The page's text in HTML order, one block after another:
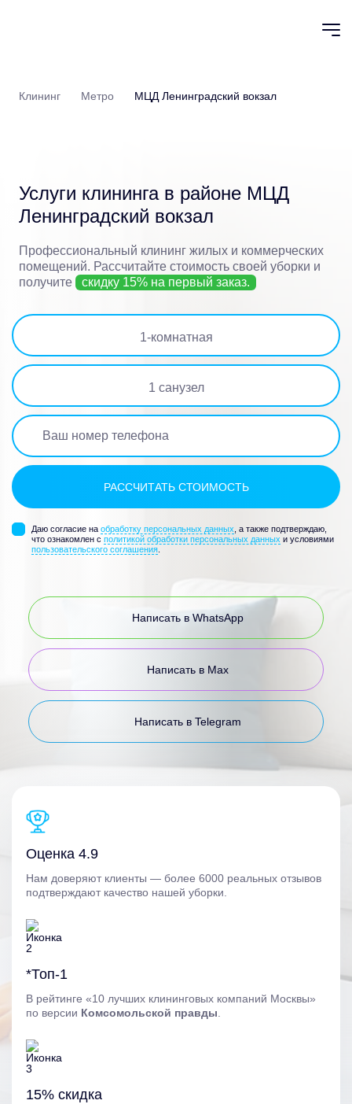
Клининг Метро МЦД Ленинградский вокзал
Услуги клининга в районе МЦД
Ленинградский вокзал
Профессиональный клининг жилых и коммерческих
помещений. Рассчитайте стоимость своей уборки и
получите
скидку 15% на первый заказ.
1-комнатная
1 санузел
Даю согласие на обработку персональных данных , а также подтверждаю,
что ознакомлен с политикой обработки персональных данных и условиями
пользовательского соглашения
Написать в WhatsApp
Написать в Max
Написать в Telegram
Оценка 4.9
Нам доверяют клиенты — более 6000 реальных отзывов
подтверждают качество нашей уборки.
*Топ-1
В рейтинге «10 лучших клининговых компаний Москвы»
по версии Комсомольской правды
15% скидка